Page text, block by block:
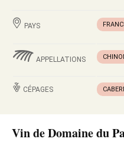
PAYS
APPELLATIONS
CÉPAGES
Vin de Domaine du